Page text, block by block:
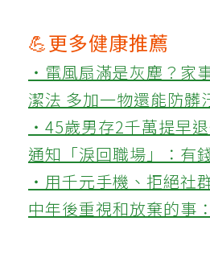
💪更多健康推薦
‧電風扇滿是灰塵？家
潔法 多加一物還能防髒
‧45歲男存2千萬提早
通知「淚回職場」：有
‧用千元手機、拒絕社
中年後重視和放棄的事